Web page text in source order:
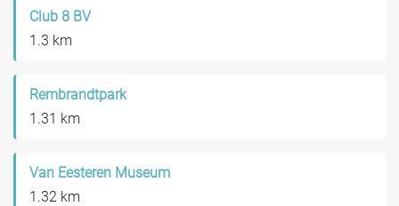
Club 8 BV
1.3 km
Rembrandtpark
1.31 km
Van Eesteren Museum
1.32 km